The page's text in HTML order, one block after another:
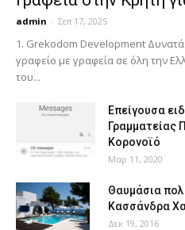
admin - Σεπ 17, 2025
1. Grekodom Development Δυνατά
γραφείο με γραφεία σε όλη την
του...
Επείγουσα
Γραμματείας
Κορονοϊό
Μαρ 11, 2020
Θαυμάσια
Κασσάνδρα
Δεκ 19, 2016